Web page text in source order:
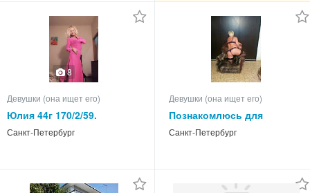
8
Девушки (она ищет его)
Юлия 44г 170/2/59.
м.Ломоносовская
Санкт-Петербург
Девушки (она ищет его)
Познакомлюсь для
приятных встреч и
Санкт-Петербург